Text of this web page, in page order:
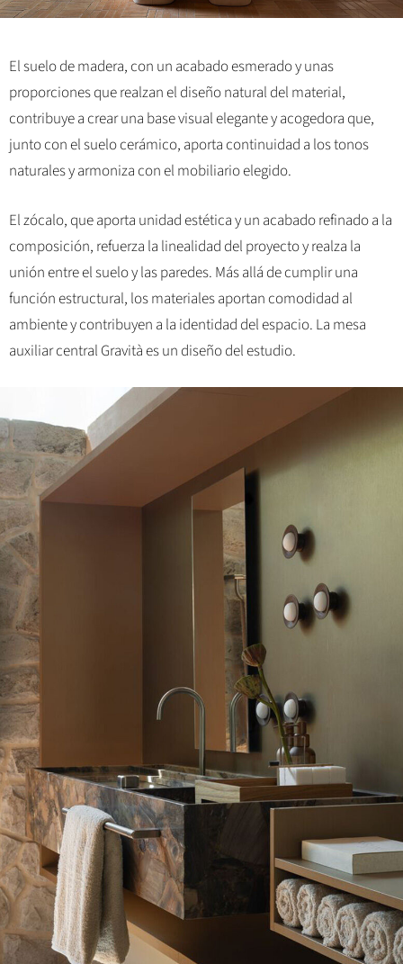
El suelo de madera, con un acabado esmerado y unas
proporciones que realzan el diseño natural del material,
contribuye a crear una base visual elegante y acogedora que,
junto con el suelo cerámico, aporta continuidad a los tonos
naturales y armoniza con el mobiliario elegido.
El zócalo, que aporta unidad estética y un acabado refinado a la
composición, refuerza la linealidad del proyecto y realza la
unión entre el suelo y las paredes. Más allá de cumplir una
función estructural, los materiales aportan comodidad al
ambiente y contribuyen a la identidad del espacio. La mesa
auxiliar central Gravità es un diseño del estudio.